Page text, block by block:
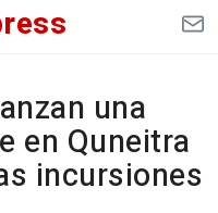
una
en Quneitra
incursiones